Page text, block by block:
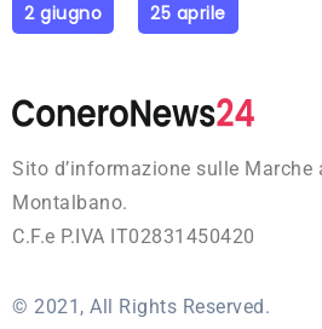
2 giugno 25 aprile
Sito d’informazione sulle Marche
Montalbano.
C.F.e P.IVA IT02831450420
© 2021, All Rights Reserved.